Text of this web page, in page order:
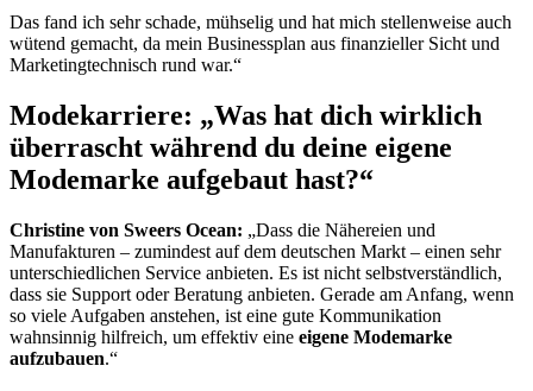
Das fand ich sehr schade, mühselig und hat mich stellenweise auch
wütend gemacht, da mein Businessplan aus finanzieller Sicht und
Marketingtechnisch rund war.“
Modekarriere: „Was hat dich wirklich
überrascht während du deine eigene
Modemarke aufgebaut hast?“
Christine von Sweers Ocean: „Dass die Nähereien und
Manufakturen – zumindest auf dem deutschen Markt – einen sehr
unterschiedlichen Service anbieten. Es ist nicht selbstverständlich,
dass sie Support oder Beratung anbieten. Gerade am Anfang, wenn
so viele Aufgaben anstehen, ist eine gute Kommunikation
wahnsinnig hilfreich, um effektiv eine eigene Modemarke
aufzubauen.“